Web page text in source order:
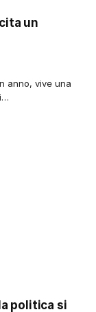
un
anno, vive una
politica si